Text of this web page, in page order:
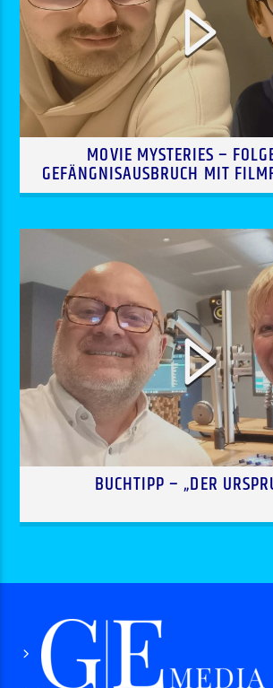
MOVIE MYSTERIES –
GEFÄNGNISAUSBRUCH MIT
BUCHTIPP – „DER